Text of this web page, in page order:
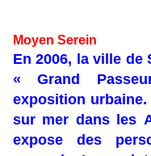
Moyen Serein
En 2006, la ville de
« Grand
exposition urbaine.
sur mer dans les
expose des